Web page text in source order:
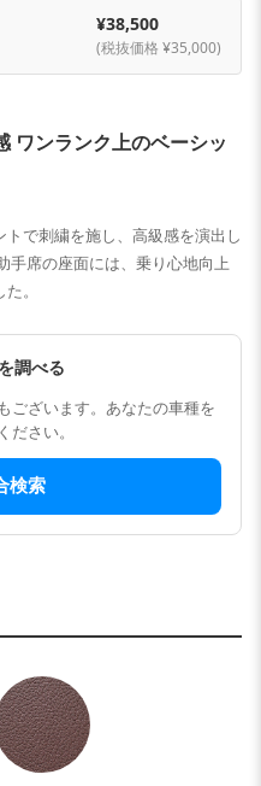
¥38,500
(税抜価格 ¥35,000)
ワンランク上のベーシッ
で刺繍を施し、高級感を演出し
手席の座面には、乗り心地向上
。
調べる
ございます。あなたの車種を
さい。
検索